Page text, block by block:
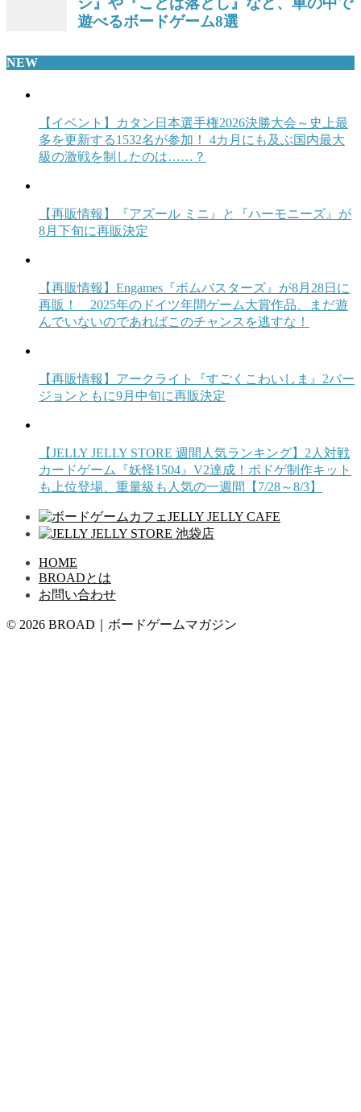
NEW
【イベント】カタン日本選手権2026決勝大会～史上最
多を更新する1532名が参加！ 4カ月にも及ぶ国内最大
級の激戦を制したのは……？
【再販情報】『アズール ミニ』と『ハーモニーズ』が
8月下旬に再販決定
【再販情報】Engames『ボムバスターズ』が8月28日に
再販！ 2025年のドイツ年間ゲーム大賞作品、まだ遊
んでいないのであればこのチャンスを逃すな！
【再販情報】アークライト『すごくこわいしま』2バー
ジョンともに9月中旬に再販決定
【JELLY JELLY STORE 週間人気ランキング】2人対戦
カードゲーム『妖怪1504』V2達成！ボドゲ制作キット
も上位登場、重量級も人気の一週間【7/28～8/3】
HOME
BROADとは
お問い合わせ
© 2026 BROAD｜ボードゲームマガジン